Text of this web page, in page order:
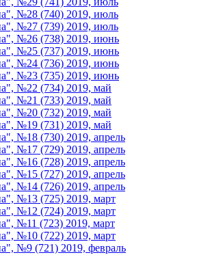
№28 (740) 2019, июль
№27 (739) 2019, июль
№26 (738) 2019, июнь
№25 (737) 2019, июнь
№24 (736) 2019, июнь
№23 (735) 2019, июнь
№22 (734) 2019, май
№21 (733) 2019, май
№20 (732) 2019, май
№19 (731) 2019, май
№18 (730) 2019, апрель
№17 (729) 2019, апрель
№16 (728) 2019, апрель
№15 (727) 2019, апрель
№14 (726) 2019, апрель
№13 (725) 2019, март
№12 (724) 2019, март
№11 (723) 2019, март
№10 (722) 2019, март
№9 (721) 2019, февраль